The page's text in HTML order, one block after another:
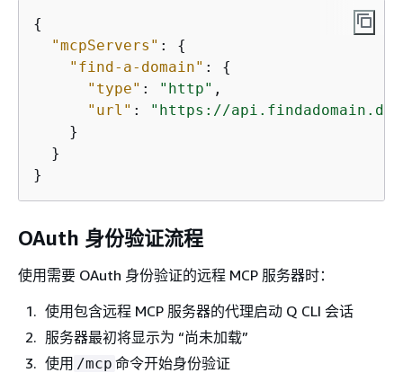
{
"mcpServers" : {
"find-a-domain" : {
"type" : "http" ,
"url" :
"https://
    }
  }
}
OAuth 身份验证流程
使用需要 OAuth 身份验证的远程 MCP 服务器时：
使用包含远程 MCP 服务器的代理启动 Q CLI 会话
服务器最初将显示为 “尚未加载”
使用 /mcp 命令开始身份验证